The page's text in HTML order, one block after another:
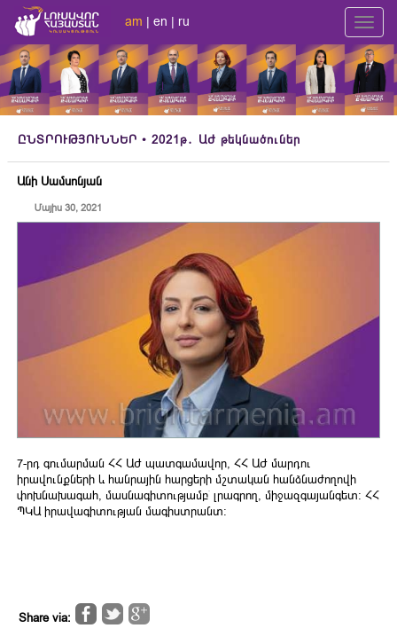
am | en | ru
ԸՆՏՐՈՒԹՅՈՒՆՆԵՐ • 2021թ․ ԱԺ թեկնածուներ
Անի Սամսոնյան
Մայիս 30, 2021
7-րդ գումարման ՀՀ ԱԺ պատգամավոր, ՀՀ ԱԺ մարդու
իրավունքների և հանրային հարցերի մշտական հանձնաժողովի
փոխնախագահ, մասնագիտությամբ՝ լրագրող, միջազգայանգետ։ ՀՀ
ՊԿԱ իրավագիտության մագիստրանտ։
Share via: